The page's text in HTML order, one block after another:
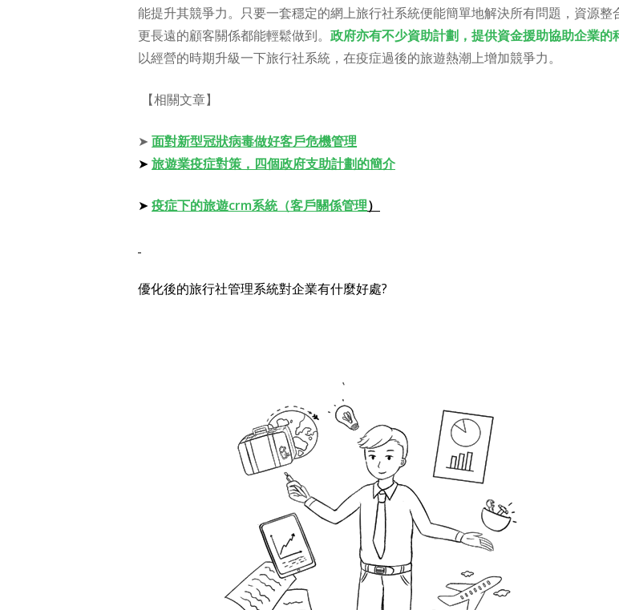
能提升其競爭力。只要一套穩定的網上旅行社系統便能簡單地解決所有問題，資源
更長遠的顧客關係都能輕鬆做到。 政府亦有不少資助計劃，提供資金援助協助企業的
以經營的時期升級一下旅行社系統，在疫症過後的旅遊熱潮上增加競爭力。
【相關文章】
➤ 面對新型冠狀病毒做好客戶危機管理
➤旅遊業疫症對策，四個政府支助計劃的簡介
➤疫症下的旅遊crm系統（客戶關係管理）
優化後的旅行社管理系統對企業有什麼好處?